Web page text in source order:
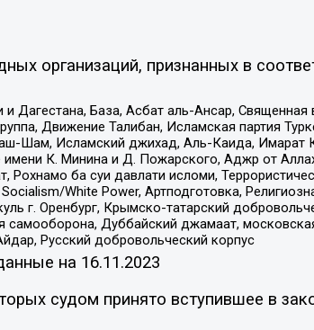
организаций, признанных в
База, Асбат аль-Ансар, Священная
Движение Талибан, Исламская партия
Шам, Исламский джихад, Аль-Каида, Имарат
К. Минина и Д. Пожарского, Аджр от
ба суи давлати исломи,
White Power, Артподготовка,
г. Оренбург, Крымско-татарский
Дуббайский джамаат,
Русский добровольческий корпус
на 16.11.2023
судом принято вступившее в